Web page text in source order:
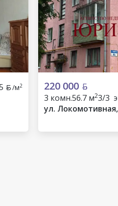
/м2 220 000
3 комн.56.7 м23/3
ул.